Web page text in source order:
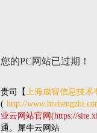
您的PC网站已过期！
贵司 【上海成智信息技术
( http://
业云网站官网(https://
通。犀牛云网站